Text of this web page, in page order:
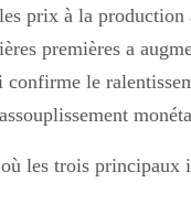
prix à la production
premières a
confirme le
les trois principaux